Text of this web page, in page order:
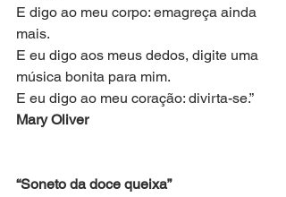
E digo ao meu corpo: emagreça ainda
mais.
E eu digo aos meus dedos, digite uma
música bonita para mim.
E eu digo ao meu coração: divirta-se.”
Mary Oliver
“Soneto da doce queixa”